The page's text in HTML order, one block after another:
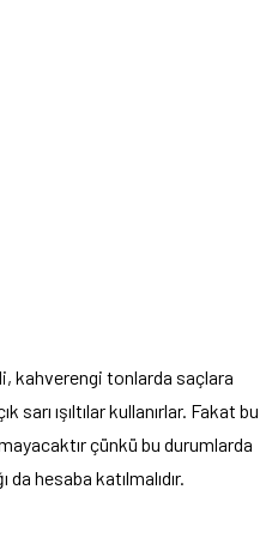
kahverengi tonlarda saçlara
sarı ışıltılar kullanırlar. Fakat bu
çünkü bu durumlarda
hesaba katılmalıdır.